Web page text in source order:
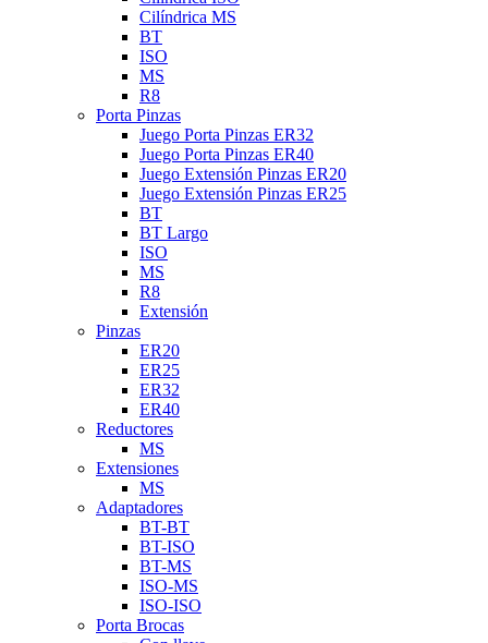
Cilíndrica MS
BT
ISO
MS
R8
Porta Pinzas
Juego Porta Pinzas ER32
Juego Porta Pinzas ER40
Juego Extensión Pinzas ER20
Juego Extensión Pinzas ER25
BT
BT Largo
ISO
MS
R8
Extensión
Pinzas
ER20
ER25
ER32
ER40
Reductores
MS
Extensiones
MS
Adaptadores
BT-BT
BT-ISO
BT-MS
ISO-MS
ISO-ISO
Porta Brocas